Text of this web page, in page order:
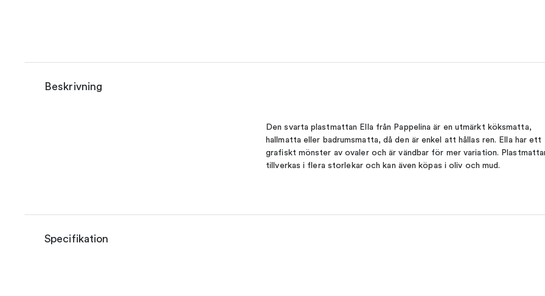
Beskrivning
Den svarta plastmattan Ella från Pappelina är en utmärkt köksmatta,
hallmatta eller badrumsmatta, då den är enkel att hållas ren. Ella har ett
grafiskt mönster av ovaler och är vändbar för mer variation.
tillverkas i flera storlekar och kan även köpas i oliv och mud.
Specifikation